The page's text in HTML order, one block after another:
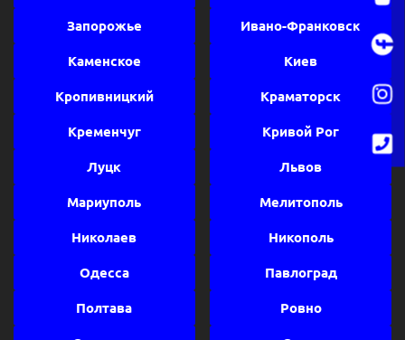
Запорожье
Ивано-Франковск
Каменское
Киев
Кропивницкий
Краматорск
Кременчуг
Кривой Рог
Луцк
Львов
Мариуполь
Мелитополь
Николаев
Никополь
Одесса
Павлоград
Полтава
Ровно